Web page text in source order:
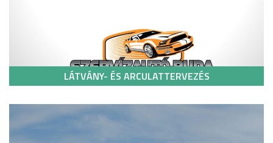
LÁTVÁNY- ÉS ARCULATTERVEZÉS